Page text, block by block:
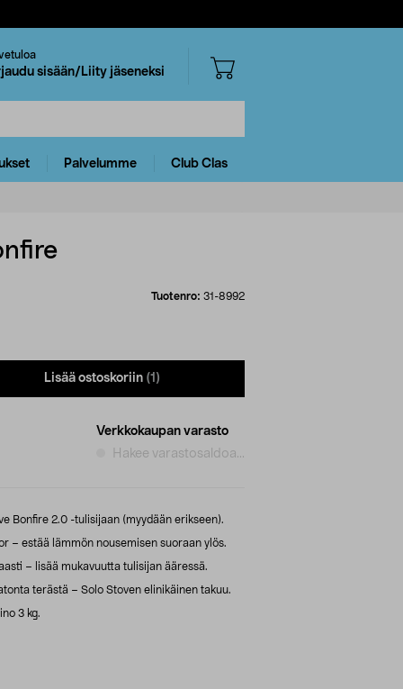
sisään/Liity jäseneksi
Palvelumme Club Clas
Tuotenro: 31-8992
Lisää ostoskoriin (1)
Verkkokaupan varasto
Hakee varastosaldoa...
Bonfire 2.0 -tulisijaan (myydään erikseen).
– estää lämmön nousemisen suoraan ylös.
– lisää mukavuutta tulisijan ääressä.
terästä – Solo Stoven elinikäinen takuu.
3 kg.